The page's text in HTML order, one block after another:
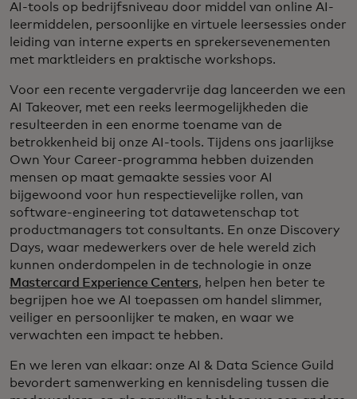
AI-tools op bedrijfsniveau door middel van online AI-
leermiddelen, persoonlijke en virtuele leersessies onder
leiding van interne experts en sprekersevenementen
met marktleiders en praktische workshops.
Voor een recente vergadervrije dag lanceerden we een
AI Takeover, met een reeks leermogelijkheden die
resulteerden in een enorme toename van de
betrokkenheid bij onze AI-tools. Tijdens ons jaarlijkse
Own Your Career-programma hebben duizenden
mensen op maat gemaakte sessies voor AI
bijgewoond voor hun respectievelijke rollen, van
software-engineering tot datawetenschap tot
productmanagers tot consultants. En onze Discovery
Days, waar medewerkers over de hele wereld zich
kunnen onderdompelen in de technologie in onze
Mastercard Experience Centers, helpen hen beter te
begrijpen hoe we AI toepassen om handel slimmer,
veiliger en persoonlijker te maken, en waar we
verwachten een impact te hebben.
En we leren van elkaar: onze AI & Data Science Guild
bevordert samenwerking en kennisdeling tussen die